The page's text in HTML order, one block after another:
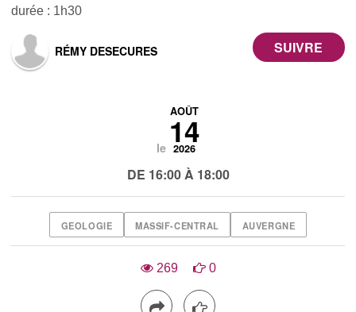
durée : 1h30
RÉMY DESECURES
le
AOÛT
14
2026
DE 16:00 À 18:00
GEOLOGIE MASSIF-CENTRAL AUVERGNE
269 0